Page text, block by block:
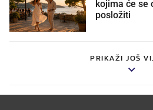
kojima će se
posložiti
PRIKAŽI JOŠ